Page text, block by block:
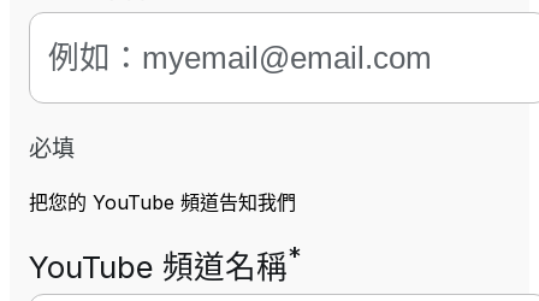
必填
把您的 YouTube 頻道告知我們
YouTube 頻道名稱*